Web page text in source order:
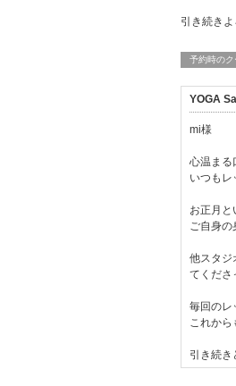
引き続き
予約時の
YOGA
mi様
心温まる
いつもレ
お正月と
ご自身の
他スタジ
てくださ
毎回のレ
これから
引き続き